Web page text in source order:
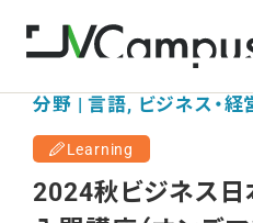
分野 | 言語, ビジネス・経
Learning
2024秋ビジネス日